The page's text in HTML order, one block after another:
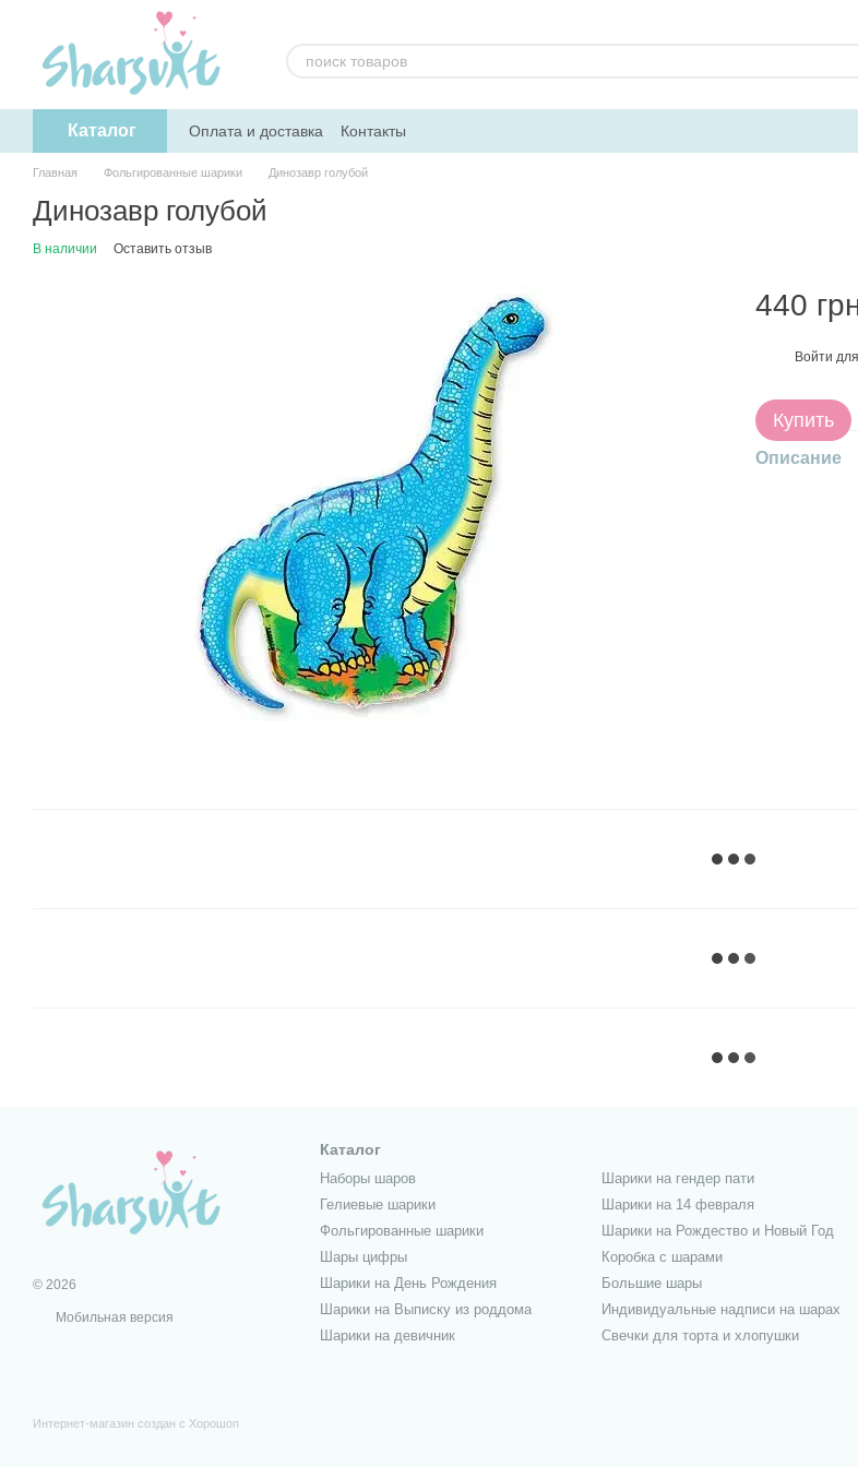
Перейти к основному контенту
Каталог Оплата и доставка Контакты
Главная Фольгированные шарики Динозавр голубой
Динозавр голубой
В наличии Оставить отзыв
440
Войти
Купить
Описание
© 2026
Мобильная версия
Интернет-магазин создан с Хорошоп
Каталог
Наборы шаров
Гелиевые шарики
Фольгированные шарики
Шары цифры
Шарики на День Рождения
Шарики на Выписку из роддома
Шарики на девичник
Шарики на гендер пати
Шарики на 14 февраля
Шарики на Рождество и Новый Год
Коробка с шарами
Большие шары
Индивидуальные надписи на шарах
Свечки для торта и хлопушки